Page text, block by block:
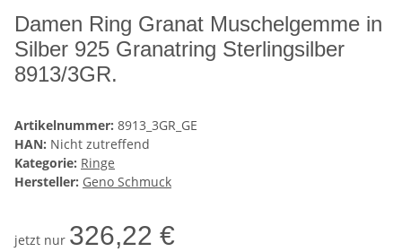
Damen Ring Granat Muschelgemme in
Silber 925 Granatring Sterlingsilber
8913/3GR.
Artikelnummer: 8913_3GR_GE
HAN: Nicht zutreffend
Kategorie: Ringe
Hersteller: Geno Schmuck
jetzt nur 326,22 €